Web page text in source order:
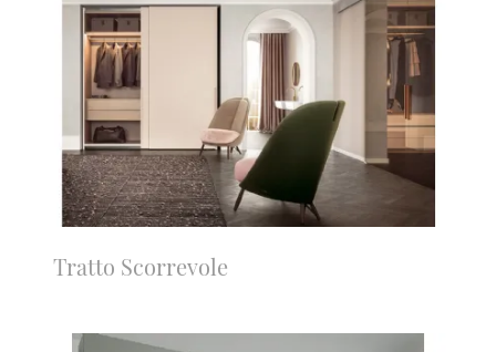
Tratto Scorrevole